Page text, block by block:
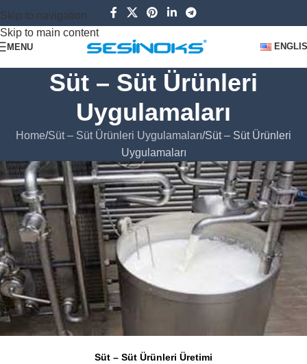
Skip to navigation
Skip to main content
MENU
Süt – Süt Ürünleri
Uygulamaları
Home Süt – Süt Ürünleri Uygulamaları Süt – Süt Ürünleri
Uygulamaları
Süt – Süt Ürünleri Üretimi